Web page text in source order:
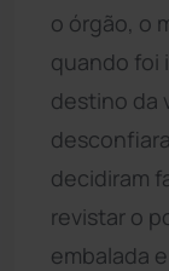
o órgão, o
quando foi
destino da
decidiram
revistar o
embalada